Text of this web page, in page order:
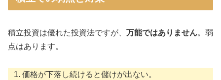
積立投資は優れた投資法ですが、 万能ではありません。弱
点はあります。
価格が下落し続けると儲けが出ない。